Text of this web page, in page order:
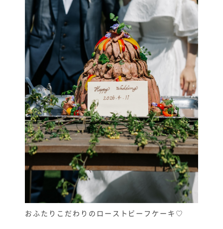
おふたりこだわりのローストビーフケーキ♡